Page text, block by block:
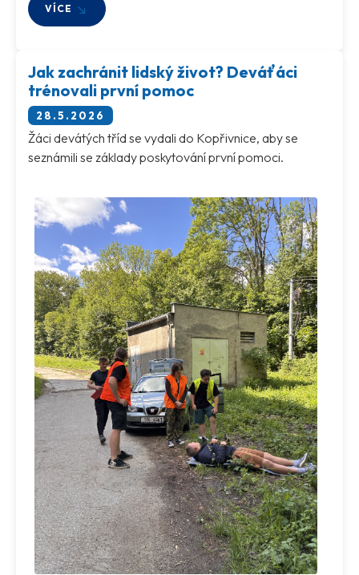
VÍCE
Jak zachránit lidský život? Deváťáci
trénovali první pomoc
28.5.2026
Žáci devátých tříd se vydali do Kopřivnice, aby se
seznámili se základy poskytování první pomoci.